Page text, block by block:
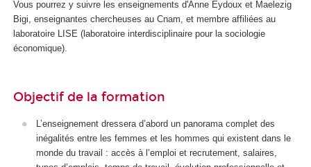
Vous pourrez y suivre les enseignements d'Anne Eydoux et Maelezig
Bigi, enseignantes chercheuses au Cnam, et membre affiliées au
laboratoire LISE (laboratoire interdisciplinaire pour la sociologie
économique).
Objectif de la formation
L’enseignement dressera d’abord un panorama complet des
inégalités entre les femmes et les hommes qui existent dans le
monde du travail : accès à l’emploi et recrutement, salaires,